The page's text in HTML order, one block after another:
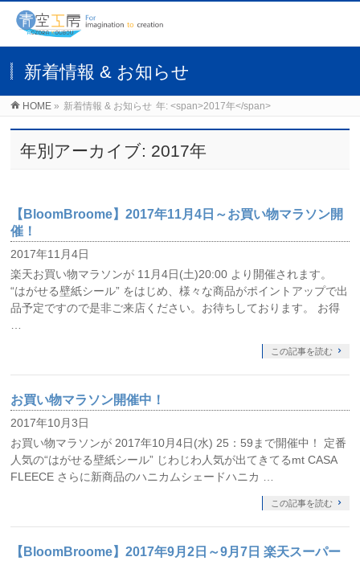
新着情報 & お知らせ
HOME » 新着情報 & お知らせ 年: <span>2017年</span>
年別アーカイブ: 2017年
【BloomBroome】2017年11月4日～お買い物マラソン開
催！
2017年11月4日
楽天お買い物マラソンが 11月4日(土)20:00 より開催されます。
“はがせる壁紙シール” をはじめ、様々な商品がポイントアップで出
品予定ですので是非ご来店ください。お待ちしております。 お得
この記事を読む
お買い物マラソン開催中！
2017年10月3日
お買い物マラソンが 2017年10月4日(水) 25：59まで開催中！ 定番
人気の“はがせる壁紙シール” じわじわ人気が出てきてるmt CASA
FLEECE さらに新商品のハニカムシェードハニカ …
この記事を読む
【BloomBroome】2017年9月2日～9月7日 楽天スーパー